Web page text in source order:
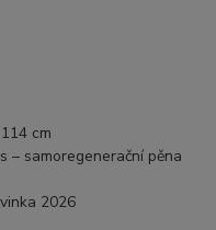
cm
– samoregenerační pěna
2026